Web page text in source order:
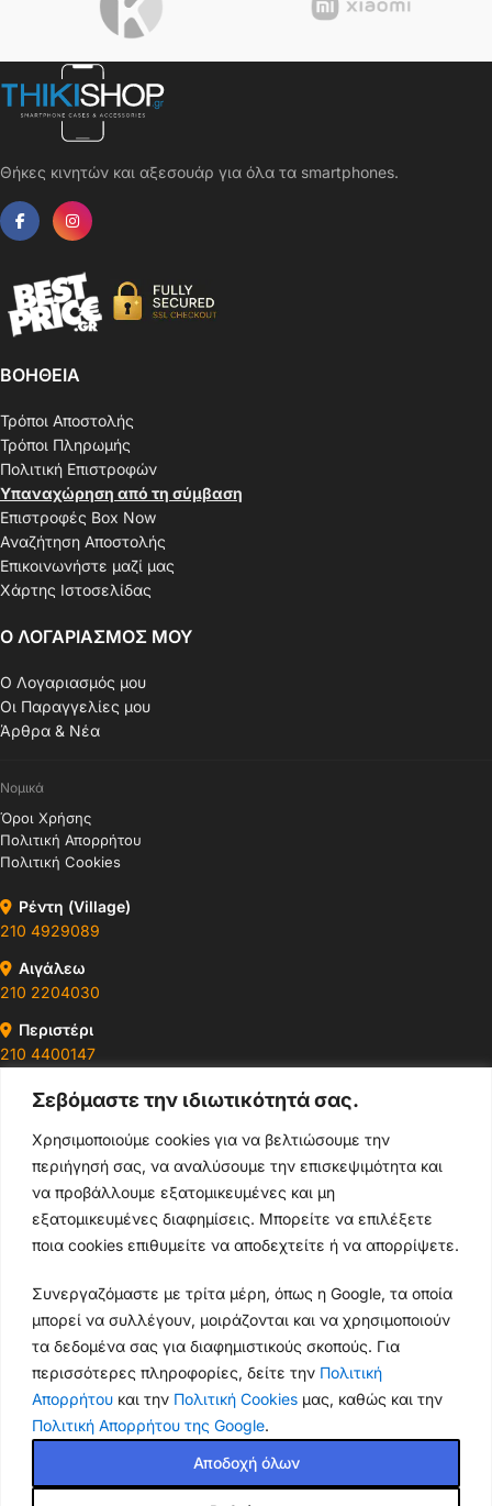
Σεβόμαστε την ιδιωτικότητά σας.
Χρησιμοποιούμε cookies για να βελτιώσουμε την
περιήγησή σας, να αναλύσουμε την επισκεψιμότητα και
να προβάλλουμε εξατομικευμένες και μη
εξατομικευμένες διαφημίσεις. Μπορείτε να επιλέξετε
ποια cookies επιθυμείτε να αποδεχτείτε ή να απορρίψετε.
Συνεργαζόμαστε με τρίτα μέρη, όπως η Google, τα οποία
μπορεί να συλλέγουν, μοιράζονται και να χρησιμοποιούν
τα δεδομένα σας για διαφημιστικούς σκοπούς. Για
περισσότερες πληροφορίες, δείτε την Πολιτική
Απορρήτου και την Πολιτική Cookies μας, καθώς και την
Πολιτική Απορρήτου της Google.
Αποδοχή όλων
Θήκες κινητών και αξεσουάρ για όλα τα smartphones.
ΒΟΗΘΕΙΑ
Τρόποι Αποστολής
Τρόποι Πληρωμής
Πολιτική Επιστροφών
Υπαναχώρηση από τη σύμβαση
Επιστροφές Box Now
Αναζήτηση Αποστολής
Επικοινωνήστε μαζί μας
Χάρτης Ιστοσελίδας
Ο ΛΟΓΑΡΙΑΣΜΟΣ ΜΟΥ
Ο Λογαριασμός μου
Οι Παραγγελίες μου
Άρθρα & Νέα
Νομικά
Όροι Χρήσης
Πολιτική Απορρήτου
Πολιτική Cookies
Ρέντη (Village)
210 4929089
Αιγάλεω
210 2204030
Περιστέρι
210 4400147
Ωράρια & Διευθύνσεις →
210 4929089
Κεντρικό τηλέφωνο
info@thikishop.gr
Δευ - Σάβ: 10:00 - 21:00
ΔΩΡΕΑΝ ΑΠΟΣΤΟΛΗ
για παραγγελίες άνω των 35€
Copyright 2025 Powered by ThikiShop.